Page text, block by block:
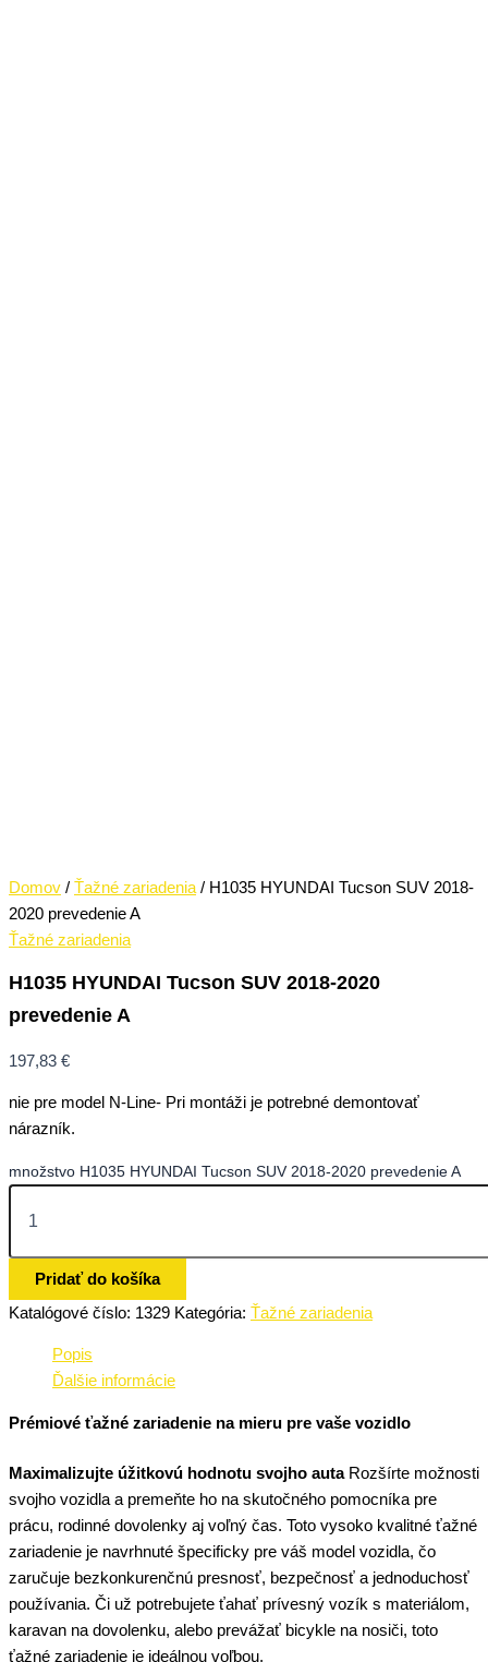
Domov / Ťažné zariadenia / H1035 HYUNDAI Tucson SUV 2018-
2020 prevedenie A
Ťažné zariadenia
H1035 HYUNDAI Tucson SUV 2018-2020
prevedenie A
197,83 €
nie pre model N-Line- Pri montáži je potrebné demontovať
nárazník.
množstvo H1035 HYUNDAI Tucson SUV 2018-2020 prevedenie A
Pridať do košíka
Katalógové číslo: 1329 Kategória: Ťažné zariadenia
Popis
Ďalšie informácie
Prémiové ťažné zariadenie na mieru pre vaše vozidlo
Maximalizujte úžitkovú hodnotu svojho autaRozšírte možnosti
svojho vozidla a premeňte ho na skutočného pomocníka pre
prácu, rodinné dovolenky aj voľný čas. Toto vysoko kvalitné ťažné
zariadenie je navrhnuté špecificky pre váš model vozidla, čo
zaručuje bezkonkurenčnú presnosť, bezpečnosť a jednoduchosť
používania. Či už potrebujete ťahať prívesný vozík s materiálom,
karavan na dovolenku, alebo prevážať bicykle na nosiči, toto
ťažné zariadenie je ideálnou voľbou.